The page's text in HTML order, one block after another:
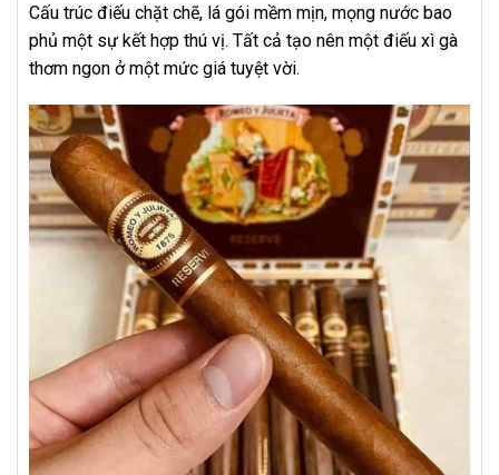
Cấu trúc điếu chặt chẽ, lá gói mềm mịn, mọng nước bao
phủ một sự kết hợp thú vị. Tất cả tạo nên một điếu xì gà
thơm ngon ở một mức giá tuyệt vời.